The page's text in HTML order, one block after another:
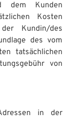
dem Kunden
Kosten
Kundin/des
des vom
tatsächlichen
von
in der